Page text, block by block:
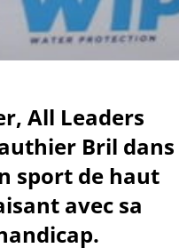
All Leaders
Bril dans
sport de haut
avec sa